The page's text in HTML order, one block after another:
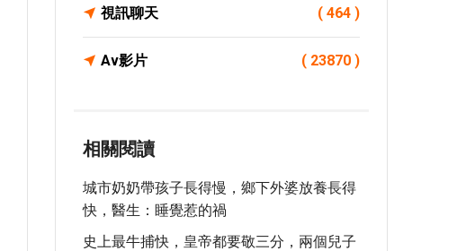
視訊聊天 ( 464 )
Av影片 ( 23870 )
相關閱讀
城市奶奶帶孩子長得慢，鄉下外婆放養長得
快，醫生：睡覺惹的禍
史上最牛捕快，皇帝都要敬三分，兩個兒子